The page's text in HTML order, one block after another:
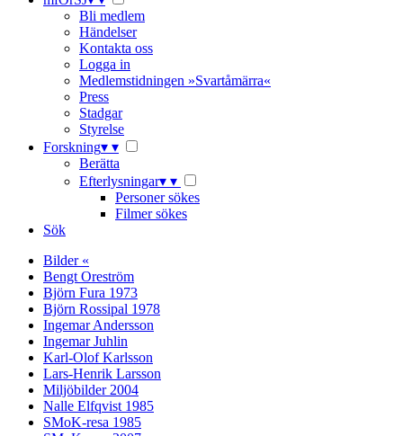
Bli medlem
Händelser
Kontakta oss
Logga in
Medlemstidningen »Svartåmärra«
Press
Stadgar
Styrelse
Forskning▾ ▾
Berätta
Efterlysningar▾ ▾
Personer sökes
Filmer sökes
Sök
Bilder «
Bengt Oreström
Björn Fura 1973
Björn Rossipal 1978
Ingemar Andersson
Ingemar Juhlin
Karl-Olof Karlsson
Lars-Henrik Larsson
Miljöbilder 2004
Nalle Elfqvist 1985
SMoK-resa 1985